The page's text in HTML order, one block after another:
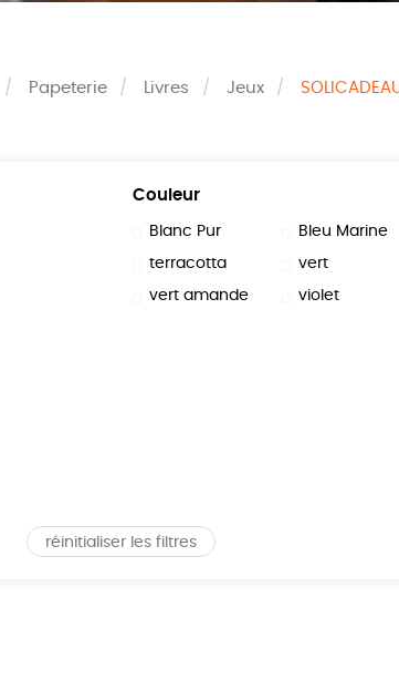
Papeterie Livres Jeux
Couleur
Blanc Pur Bleu Marine
terracotta vert
vert amande violet
réinitialiser les filtres